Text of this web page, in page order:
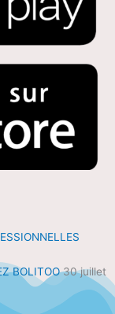
BOLITOO 30 juillet